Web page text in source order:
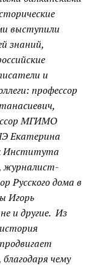
выступили
знаний,
и
профессор
МГИМО
Екатерина
Института
журналист-
Русского дома в
Игорь
и другие. Из
чему